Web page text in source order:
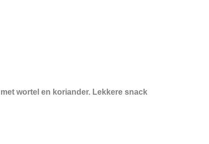
wortel en koriander. Lekkere snack